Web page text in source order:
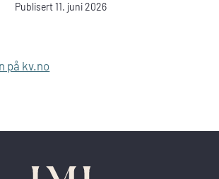
Publisert 11. juni 2026
på kv.no